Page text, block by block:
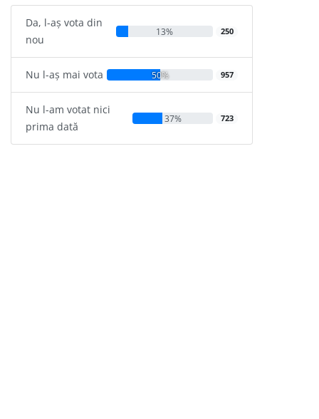
Da, l-aș vota din
nou
13% 250
Nu l-aș mai vota 50% 957
Nu l-am votat nici
prima dată
37% 723